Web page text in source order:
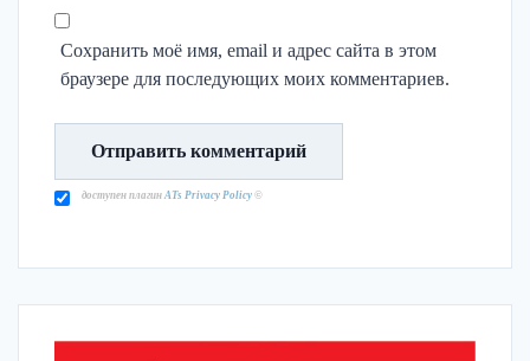
Сохранить моё имя, email и адрес сайта в этом
браузере для последующих моих комментариев.
доступен плагин ATs Privacy Policy ©